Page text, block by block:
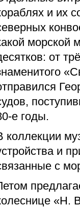
и их
морской
от
е годы.
коллекции
и
с
«Н.